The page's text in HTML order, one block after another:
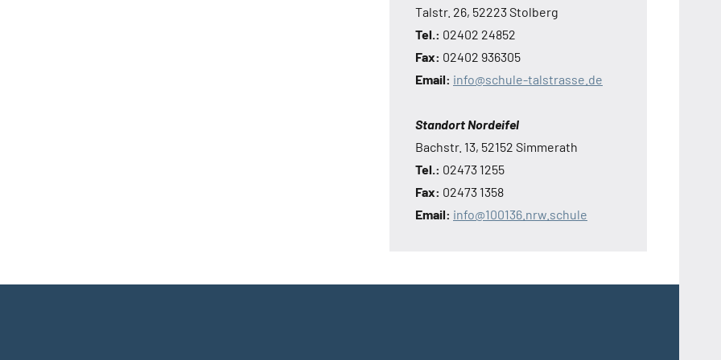
Talstr. 26, 52223 Stolberg
Tel.: 02402 24852
Fax: 02402 936305
Email: info@schule-talstrasse.de
Standort Nordeifel
Bachstr. 13, 52152 Simmerath
Tel.: 02473 1255
Fax: 02473 1358
Email: info@100136.nrw.schule